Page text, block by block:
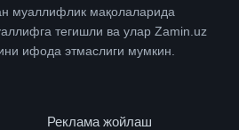
муаллифлик мақолаларида
тегишли ва улар Zamin.uz
ифода этмаслиги мумкин.
Реклама жойлаш